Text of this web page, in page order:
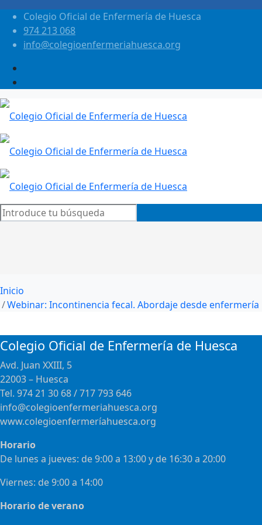
Colegio Oficial de Enfermería de Huesca
974 213 068
info@colegioenfermeriahuesca.org
Inicio
Webinar: Incontinencia fecal. Abordaje desde enfermería
Colegio Oficial de Enfermería de Huesca
Avd. Juan XXIII, 5
22003 – Huesca
Tel. 974 21 30 68 / 717 793 646
info@colegioenfermeriahuesca.org
www.colegioenfermeríahuesca.org
Horario
De lunes a jueves: de 9:00 a 13:00 y de 16:30 a 20:00
Viernes: de 9:00 a 14:00
Horario de verano